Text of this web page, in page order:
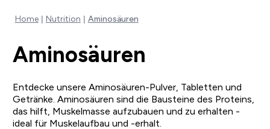
Home Nutrition Aminosäuren
Aminosäuren
Entdecke unsere Aminosäuren-Pulver, Tabletten und
Getränke. Aminosäuren sind die Bausteine des Proteins,
das hilft, Muskelmasse aufzubauen und zu erhalten -
ideal für Muskelaufbau und -erhalt.